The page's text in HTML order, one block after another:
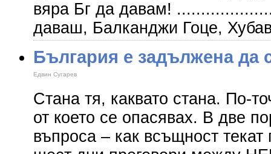
вяра Бг да давам!
даваш, Балканджи Гоце,
България е задължена да
Едвин Сугарев
Стана тя, каквато стана. По-
от което се опасявах. В две
въпроса – как всъщност